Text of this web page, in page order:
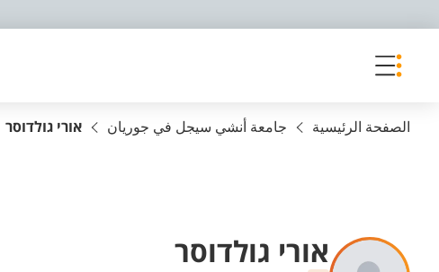
الصفحة الرئيسية جامعة أنشي سيجل في جوريان אורי גולדוסר
אורי גולדוסר